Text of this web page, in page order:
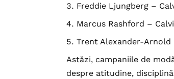
Freddie Ljungberg –
Marcus Rashford –
Trent Alexander-Arnold
Astăzi, campaniile de
despre atitudine,